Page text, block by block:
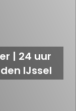
| 24 uur
IJssel